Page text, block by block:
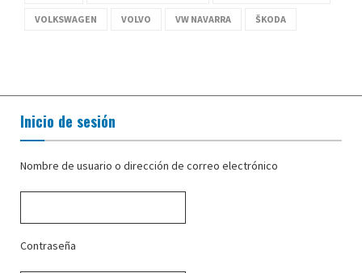
VOLKSWAGEN VOLVO VW NAVARRA ŠKODA
Inicio de sesión
Nombre de usuario o dirección de correo electrónico
Contraseña